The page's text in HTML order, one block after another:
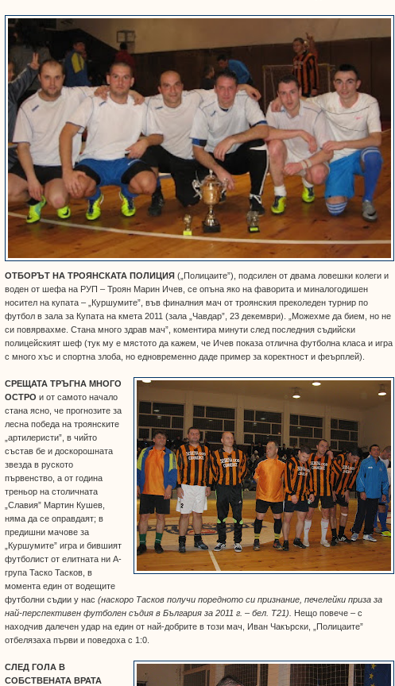
ОТБОРЪТ НА ТРОЯНСКАТА ПОЛИЦИЯ („Полицаите”), подсилен от двама ловешки колеги и
воден от шефа на РУП – Троян Марин Ичев, се опъна яко на фаворита и миналогодишен
носител на купата – „Куршумите”, във финалния мач от троянския преколеден турнир по
футбол в зала за Купата на кмета 2011 (зала „Чавдар”, 23 декември). „Можехме да бием, но не
си повярвахме. Стана много здрав мач”, коментира минути след последния съдийски
полицейският шеф (тук му е мястото да кажем, че Ичев показа отлична футболна класа и игра
с много хъс и спортна злоба, но едновременно даде пример за коректност и феърплей).
СРЕЩАТА ТРЪГНА МНОГО
ОСТРО и от самото начало
стана ясно, че прогнозите за
лесна победа на троянските
„артилеристи”, в чийто
състав бе и доскорошната
звезда в руското
първенство, а от година
треньор на столичната
„Славия” Мартин Кушев,
няма да се оправдаят; в
предишни мачове за
„Куршумите” игра и бившият
футболист от елитната ни А-
група Таско Тасков, в
момента един от водещите
футболни съдии у нас(наскоро Тасков получи поредното си признание, печелейки приза за
най-перспективен футболен съдия в България за 2011 г. – бел. Т21).
Нещо повече – с
находчив далечен удар на един от най-добрите в този мач, Иван Чакърски, „Полицаите”
отбелязаха първи и поведоха с 1:0.
СЛЕД ГОЛА В
СОБСТВЕНАТА ВРАТА